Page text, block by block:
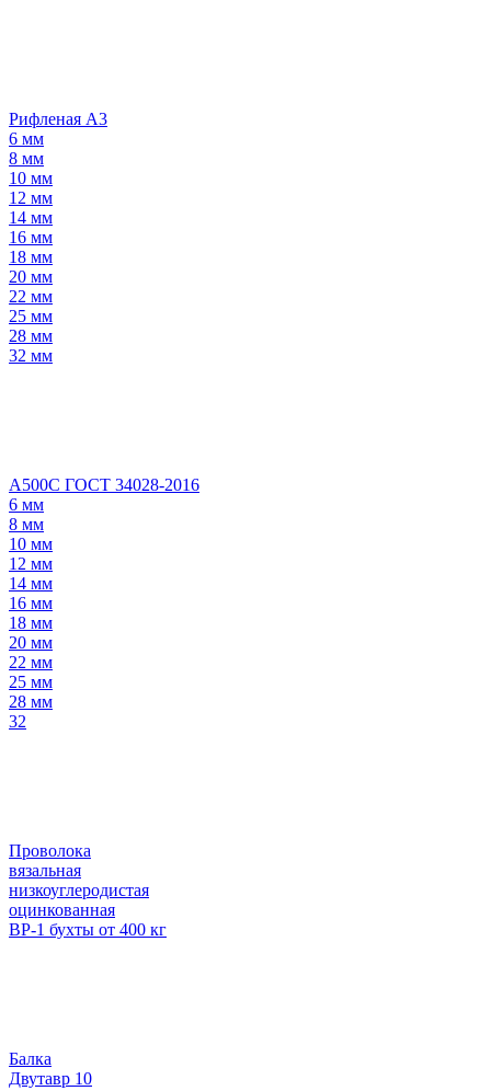
Рифленая А3
6 мм
8 мм
10 мм
12 мм
14 мм
16 мм
18 мм
20 мм
22 мм
25 мм
28 мм
32 мм
А500С ГОСТ 34028-2016
6 мм
8 мм
10 мм
12 мм
14 мм
16 мм
18 мм
20 мм
22 мм
25 мм
28 мм
32
Проволока
вязальная
низкоуглеродистая
оцинкованная
ВР-1 бухты от 400 кг
Балка
Двутавр 10